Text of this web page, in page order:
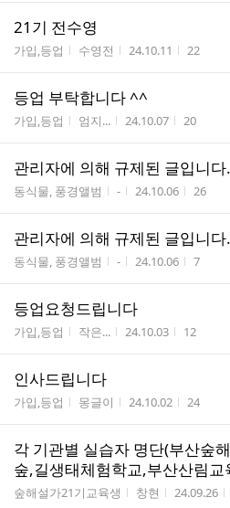
21기 전수영
게시판명
가입,등업 작성자
수영전 작성시간
24.10.11 조회수
22
등업 부탁합니다 ^^
게시판명
가입,등업 작성자
엄지... 작성시간
24.10.07 조회수
20
관리자에 의해 규제된 글입니다.
게시판명
동식물, 풍경앨범 작성자
- 작성시간
24.10.06 조회수
26
관리자에 의해 규제된 글입니다.
게시판명
동식물, 풍경앨범 작성자
- 작성시간
24.10.06 조회수
7
등업요청드립니다
게시판명
가입,등업 작성자
작은... 작성시간
24.10.03 조회수
12
인사드립니다
게시판명
가입,등업 작성자
몽글이 작성시간
24.10.02 조회수
24
각 기관별 실습자 명단(부산숲
숲,길생태체험학교,부산산림
게시판명
숲해설가21기교육생 작성자
창현 작성시간
24.09.26